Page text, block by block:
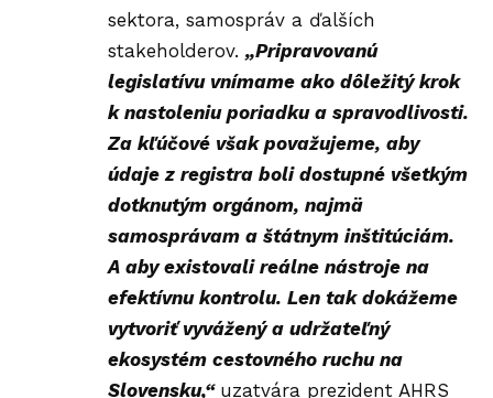
sektora, samospráv a ďalších
stakeholderov. „Pripravovanú
legislatívu vnímame ako dôležitý krok
k nastoleniu poriadku a spravodlivosti.
Za kľúčové však považujeme, aby
údaje z registra boli dostupné všetkým
dotknutým orgánom, najmä
samosprávam a štátnym inštitúciám.
A aby existovali reálne nástroje na
efektívnu kontrolu. Len tak dokážeme
vytvoriť vyvážený a udržateľný
ekosystém cestovného ruchu na
Slovensku,“ uzatvára prezident AHRS